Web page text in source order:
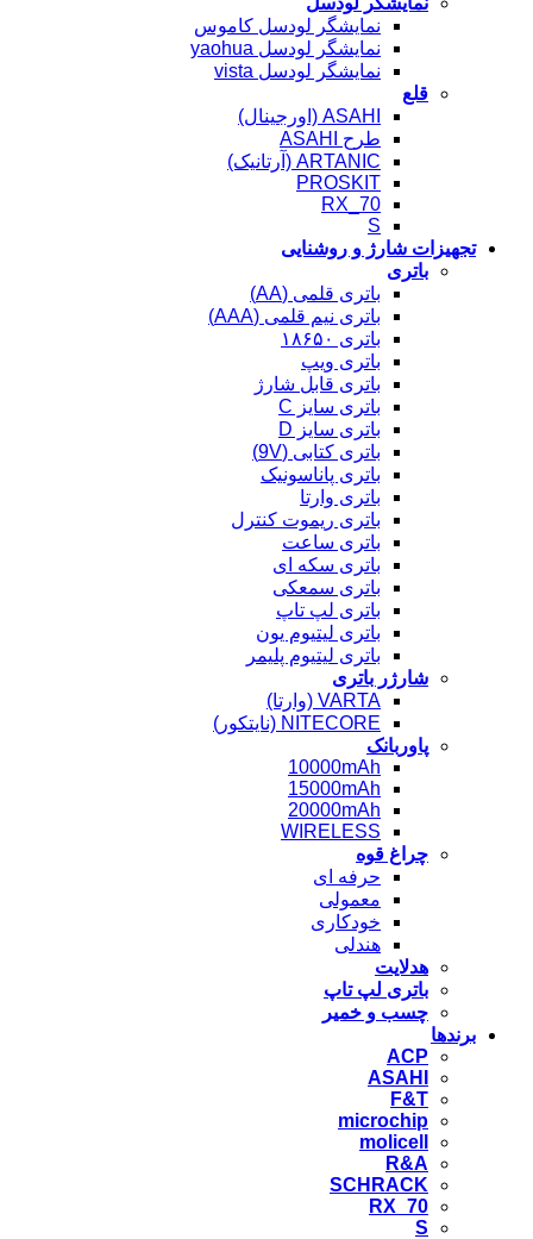
نمایشگر لودسل کاموس
نمایشگر لودسل yaohua
نمایشگر لودسل vista
قلع
ASAHI (اورجینال)
طرح ASAHI
ARTANIC (آرتانیک)
PROSKIT
RX_70
S
تجهیزات شارژ و روشنایی
باتری
باتری قلمی (AA)
باتری نیم قلمی (AAA)
باتری ۱۸۶۵۰
باتری ویپ
باتری قابل شارژ
باتری سایز C
باتری سایز D
باتری کتابی (9V)
باتری پاناسونیک
باتری وارتا
باتری ریموت کنترل
باتری ساعت
باتری سکه ای
باتری سمعکی
باتری لپ تاپ
باتری لیتیوم یون
باتری لیتیوم پلیمر
شارژر باتری
VARTA (وارتا)
NITECORE (نایتکور)
پاوربانک
10000mAh
15000mAh
20000mAh
WIRELESS
چراغ قوه
حرفه ای
معمولی
خودکاری
هندلی
هدلایت
باتری لپ تاپ
چسب و خمیر
برندها
ACP
ASAHI
F&T
microchip
molicell
R&A
SCHRACK
RX_70
S